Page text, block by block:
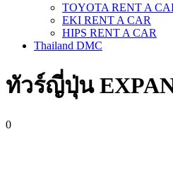
TOYOTA RENT A
EKI RENT A CAR
HIPS RENT A CAR
Thailand DMC
ทัวร์ญี่ปุ่น
0